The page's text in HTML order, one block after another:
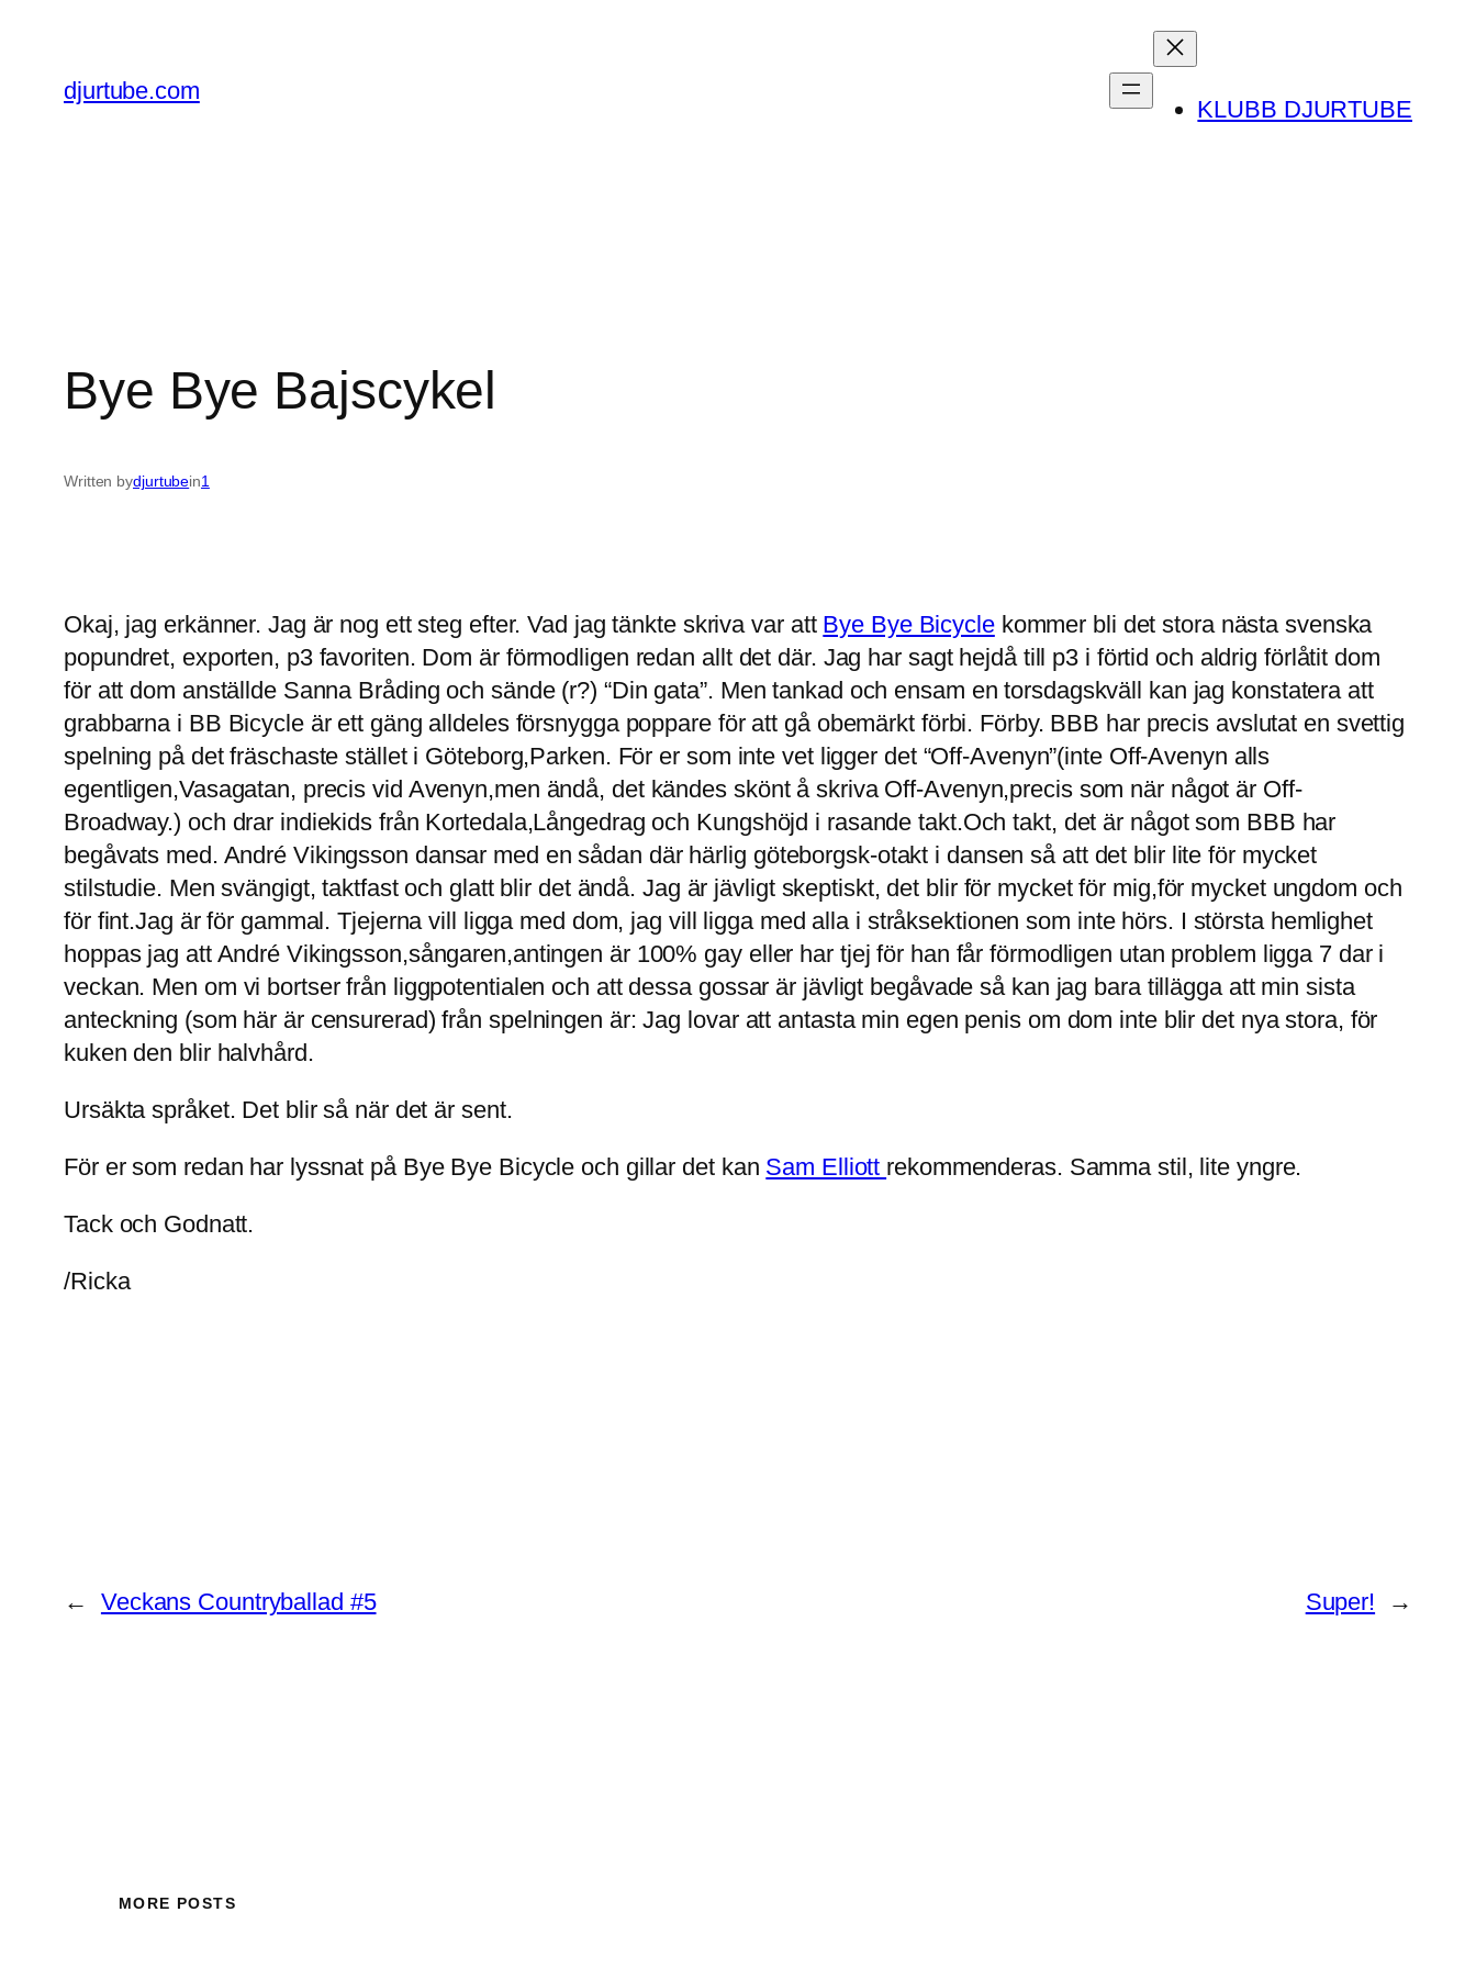
contentdjurtube.com
KLUBB DJURTUBE
Bye Bye Bajscykel
Written bydjurtubein1
Okaj, jag erkänner. Jag är nog ett steg efter. Vad jag tänkte skriva var att Bye Bye Bicyclekommer bli det stora nästa svenska
popundret, exporten, p3 favoriten. Dom är förmodligen redan allt det där. Jag har sagt hejdå till p3 i förtid och aldrig förlåtit dom
för att dom anställde Sanna Bråding och sände (r?) “Din gata”. Men tankad och ensam en torsdagskväll kan jag konstatera att
grabbarna i BB Bicycle är ett gäng alldeles försnygga poppare för att gå obemärkt förbi. Förby. BBB har precis avslutat en svettig
spelning på det fräschaste stället i Göteborg,Parken. För er som inte vet ligger det “Off-Avenyn”(inte Off-Avenyn alls
egentligen,Vasagatan, precis vid Avenyn,men ändå, det kändes skönt å skriva Off-Avenyn,precis som när något är Off-
Broadway.) och drar indiekids från Kortedala,Långedrag och Kungshöjd i rasande takt.Och takt, det är något som BBB har
begåvats med. André Vikingsson dansar med en sådan där härlig göteborgsk-otakt i dansen så att det blir lite för mycket
stilstudie. Men svängigt, taktfast och glatt blir det ändå. Jag är jävligt skeptiskt, det blir för mycket för mig,för mycket ungdom och
för fint.Jag är för gammal. Tjejerna vill ligga med dom, jag vill ligga med alla i stråksektionen som inte hörs. I största hemlighet
hoppas jag att André Vikingsson,sångaren,antingen är 100% gay eller har tjej för han får förmodligen utan problem ligga 7 dar i
veckan. Men om vi bortser från liggpotentialen och att dessa gossar är jävligt begåvade så kan jag bara tillägga att min sista
anteckning (som här är censurerad) från spelningen är: Jag lovar att antasta min egen penis om dom inte blir det nya stora, för
kuken den blir halvhård.
Ursäkta språket. Det blir så när det är sent.
För er som redan har lyssnat på Bye Bye Bicycle och gillar det kan Sam Elliott rekommenderas. Samma stil, lite yngre.
Tack och Godnatt.
/Ricka
← Veckans Countryballad #5 Super! →
MORE POSTS